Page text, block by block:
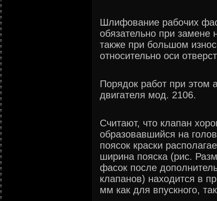
Шлифование рабочих
обязательно при замене
также при большом
относительно оси
Порядок работ при этом
двигателя мод. 2106.
Считают, что клапан
образовавшийся на
поясок краски
ширина пояска (рис.
фасок после
клапанов) находится в
мм как для впускного,